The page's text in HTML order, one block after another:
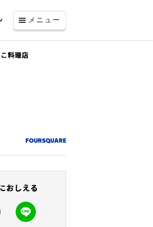
メニュー
料理店
おしえる